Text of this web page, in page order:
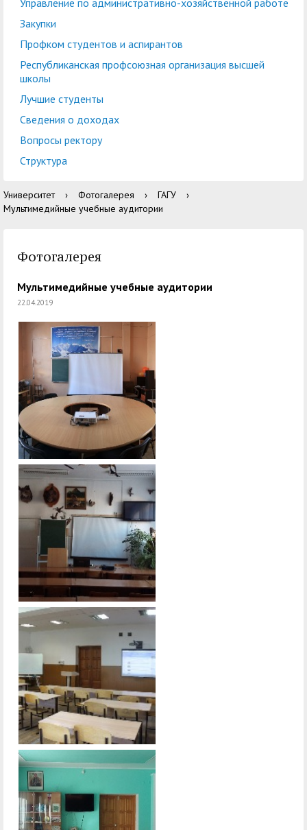
Международная
деятельность
Управление по
административно-
Закупки
Республиканская
организация высшей
Сведения о доходах
Вопросы ректору
Центр тестирования
иностранных граждан
по русскому языку
Центр развития
компетенций
Центр русского языка
представителей)
модуль «Обучение
служением»
предоставлении
Управление по административно-хозяйственной работе
Закупки
Профком студентов и аспирантов
Республиканская профсоюзная организация высшей
школы
Лучшие студенты
Сведения о доходах
Вопросы ректору
Структура
Университет › Фотогалерея › ГАГУ
›
Мультимедийные учебные аудитории
Фотогалерея
Мультимедийные учебные аудитории
22.04.2019